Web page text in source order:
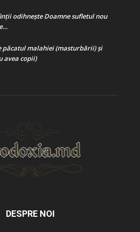
odihnește Doamne sufletul nou
păcatul malahiei (masturbării) şi
avea copii)
DESPRE NOI